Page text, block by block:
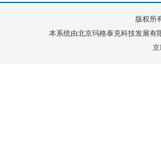
版权所
本系统由北京玛格泰克科技发展有
京